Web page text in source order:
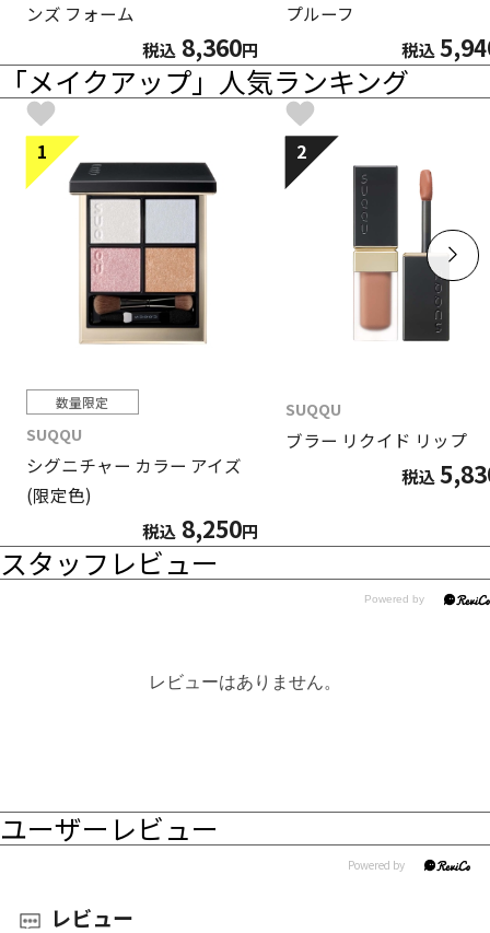
ンズ フォーム
税込 8,360円
プルーフ
税込
「メイクアップ」人気ランキング
1
数量限定
SUQQU
シグニチャー カラー アイズ
(限定色)
税込 8,250円
2
SUQQU
ブラー リクイド リップ
税込
スタッフレビュー
レビューはありません。
ユーザーレビュー
レビュー